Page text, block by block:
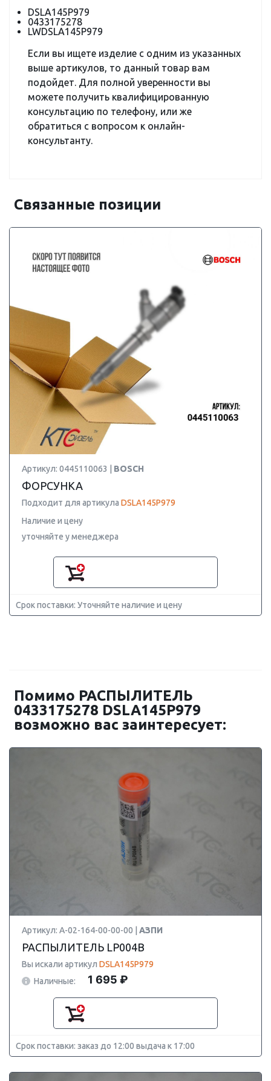
DSLA145P979
0433175278
LWDSLA145P979
Если вы ищете изделие с одним из указанных
выше артикулов, то данный товар вам
подойдет. Для полной уверенности вы
можете получить квалифицированную
консультацию по телефону, или же
обратиться с вопросом к онлайн-
консультанту.
Связанные позиции
Артикул: 0445110063 | BOSCH
ФОРСУНКА
Подходит для артикула DSLA145P979
Наличие и цену
уточняйте у менеджера
Срок поставки: Уточняйте наличие и цену
Помимо РАСПЫЛИТЕЛЬ
0433175278 DSLA145P979
возможно вас заинтересует:
Артикул: А-02-164-00-00-00 | АЗПИ
РАСПЫЛИТЕЛЬ LP004B
Вы искали артикул DSLA145P979
Наличные:
1 695 ₽
Срок поставки: заказ до 12:00 выдача к 17:00